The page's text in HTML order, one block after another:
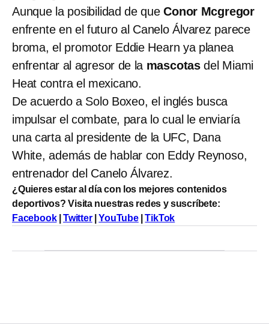
Aunque la posibilidad de queConor Mcgregor
enfrente en el futuro al Canelo Álvarez parece
broma, el promotor Eddie Hearn ya planea
enfrentar al agresor de la mascotas del Miami
Heat contra el mexicano.
De acuerdo a Solo Boxeo, el inglés busca
impulsar el combate, para lo cual le enviaría
una carta al presidente de la UFC, Dana
White, además de hablar con Eddy Reynoso,
entrenador del Canelo Álvarez.
¿Quieres estar al día con los mejores contenidos
deportivos? Visita nuestras redes y suscríbete:
Facebook|Twitter|YouTube|TikTok